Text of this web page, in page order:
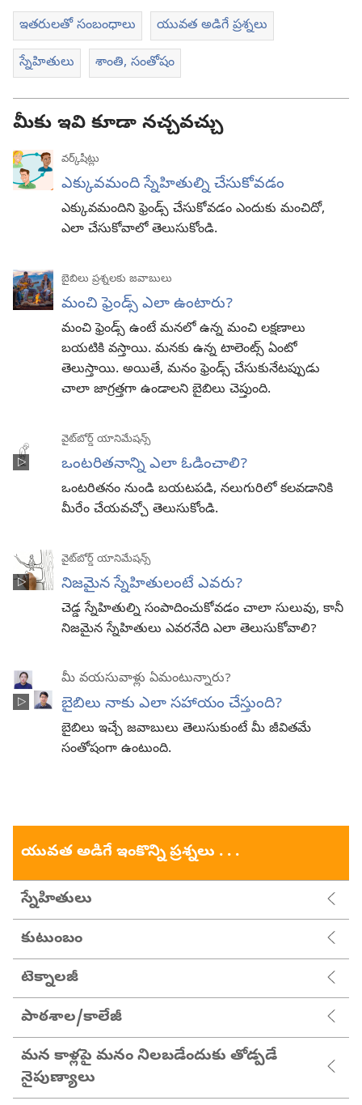
ఇతరులతో సంబంధాలు యువత అడిగే ప్రశ్నలు
స్నేహితులు శాంతి, సంతోషం
మీకు ఇవి కూడా నచ్చవచ్చు
వర్క్‌షీట్లు
ఎక్కువమంది స్నేహితుల్ని చేసుకోవడం
ఎక్కువమందిని ఫ్రెండ్స్‌ చేసుకోవడం ఎందుకు మంచిదో,
ఎలా చేసుకోవాలో తెలుసుకోండి.
బైబిలు ప్రశ్నలకు జవాబులు
మంచి ఫ్రెండ్స్‌ ఎలా ఉంటారు?
మంచి ఫ్రెండ్స్‌ ఉంటే మనలో ఉన్న మంచి లక్షణాలు
బయటికి వస్తాయి. మనకు ఉన్న టాలెంట్స్‌ ఏంటో
తెలుస్తాయి. అయితే, మనం ఫ్రెండ్స్‌ చేసుకునేటప్పుడు
చాలా జాగ్రత్తగా ఉండాలని బైబిలు చెప్తుంది.
వైట్‌బోర్డ్‌ యానిమేషన్స్‌
ఒంటరితనాన్ని ఎలా ఓడించాలి?
ఒంటరితనం నుండి బయటపడి, నలుగురిలో కలవడానికి
మీరేం చేయవచ్చో తెలుసుకోండి.
వైట్‌బోర్డ్‌ యానిమేషన్స్‌
నిజమైన స్నేహితులంటే ఎవరు?
చెడ్డ స్నేహితుల్ని సంపాదించుకోవడం చాలా సులువు, కానీ
నిజమైన స్నేహితులు ఎవరనేది ఎలా తెలుసుకోవాలి?
మీ వయసువాళ్లు ఏమంటున్నారు?
బైబిలు నాకు ఎలా సహాయం చేస్తుంది?
బైబిలు ఇచ్చే జవాబులు తెలుసుకుంటే మీ జీవితమే
సంతోషంగా ఉంటుంది.
యువత అడిగే ఇంకొన్ని ప్రశ్నలు . . .
స్నేహితులు
కుటుంబం
టెక్నాలజీ
పాఠశాల/కాలేజీ
మన కాళ్లపై మనం నిలబడేందుకు తోడ్పడే
నైపుణ్యాలు